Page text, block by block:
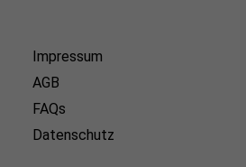
Impressum
AGB
FAQs
Datenschutz